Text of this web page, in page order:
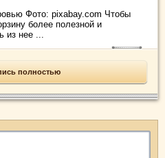
Фото: pixabay.com Чтобы
более полезной и
из нее ...
полностью